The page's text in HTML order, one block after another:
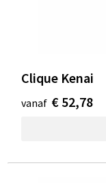
Clique Kenai
vanaf € 52,78